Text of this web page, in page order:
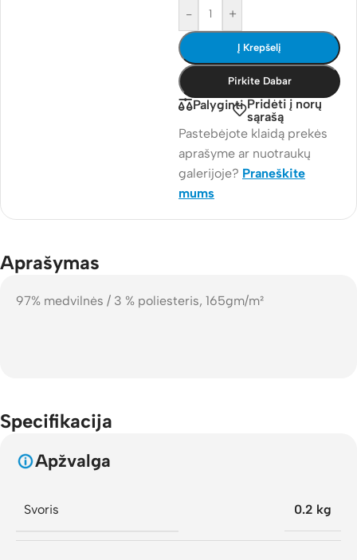
- +
Į Krepšelį
Pirkite Dabar
Palyginti Pridėti į norų
sąrašą
Pastebėjote klaidą prekės
aprašyme ar nuotraukų
galerijoje? Praneškite
mums
Aprašymas
97% medvilnės / 3 % poliesteris, 165gm/m²
Specifikacija
Apžvalga
Svoris 0.2 kg